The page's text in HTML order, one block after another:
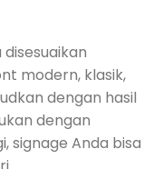
modern, klasik,
dengan hasil
dengan
signage Anda bisa